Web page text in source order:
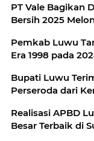
PT Vale Bagikan
Bersih 2025
Pemkab Luwu
Era 1998 pada
Bupati Luwu
Perseroda dari
Realisasi APBD
Besar Terbaik di